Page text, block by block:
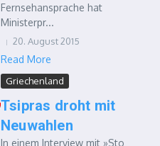
Fernsehansprache hat
Ministerpr...
20. August 2015
Read More
Griechenland
Tsipras droht mit
Neuwahlen
In einem Interview mit »Sto